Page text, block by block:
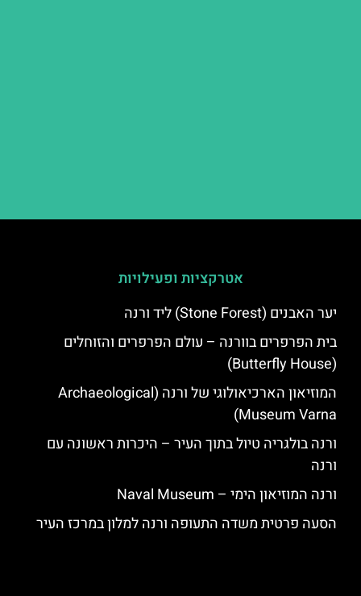
אטרקציות ופעילויות
יער האבנים (Stone Forest) ליד ורנה
בית הפרפרים בוורנה – עולם הפרפרים והזוחלים
(Butterfly House)
המוזיאון הארכיאולוגי של ורנה (Archaeological
Museum Varna)
ורנה בולגריה טיול בתוך העיר – היכרות ראשונה עם
ורנה
ורנה המוזיאון הימי – Naval Museum
הסעה פרטית משדה התעופה ורנה למלון במרכז העיר